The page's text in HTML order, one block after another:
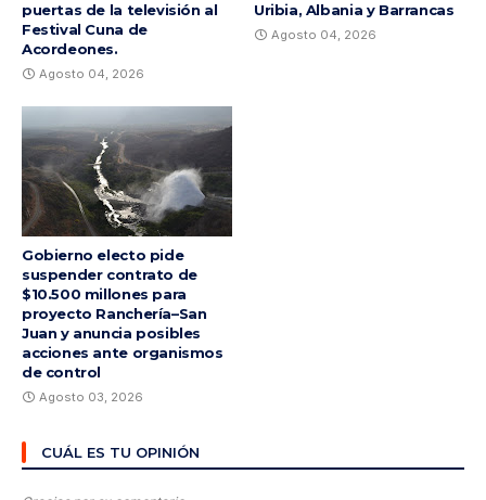
puertas de la televisión al
Festival Cuna de
Acordeones.
Agosto 04, 2026
Uribia, Albania y Barrancas
Agosto 04, 2026
Gobierno electo pide
suspender contrato de
$10.500 millones para
proyecto Ranchería–San
Juan y anuncia posibles
acciones ante organismos
de control
Agosto 03, 2026
CUÁL ES TU OPINIÓN